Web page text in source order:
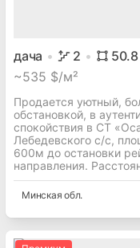
дача 2 50.8
~535 $/м²
Продается уютный,
обстановкой, в
спокойствия в СТ
Лебедевского с/с,
600м до остановки
направления.
Минская обл.